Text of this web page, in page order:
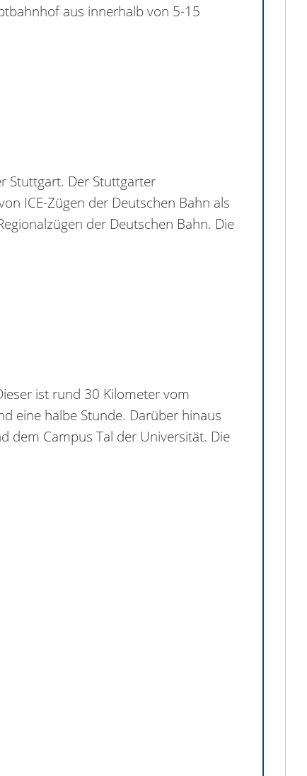
aus innerhalb von 5-15
Stuttgart. Der Stuttgarter
ICE-Zügen der Deutschen Bahn als
der Deutschen Bahn. Die
ist rund 30 Kilometer vom
eine halbe Stunde. Darüber hinaus
dem Campus Tal der Universität. Die